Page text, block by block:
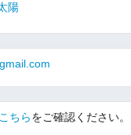
陽
こちらをご確認ください。